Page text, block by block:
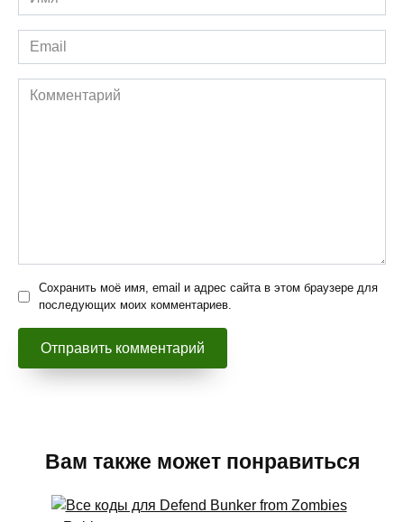
*
Email
*
Комментарий
Сохранить моё имя, email и адрес сайта в этом браузере для
последующих моих комментариев.
Вам также может понравиться